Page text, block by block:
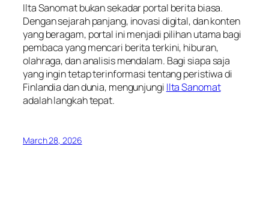
Ilta Sanomat bukan sekadar portal berita biasa.
Dengan sejarah panjang, inovasi digital, dan konten
yang beragam, portal ini menjadi pilihan utama bagi
pembaca yang mencari berita terkini, hiburan,
olahraga, dan analisis mendalam. Bagi siapa saja
yang ingin tetap terinformasi tentang peristiwa di
Finlandia dan dunia, mengunjungi Ilta Sanomat
adalah langkah tepat.
March 28, 2026